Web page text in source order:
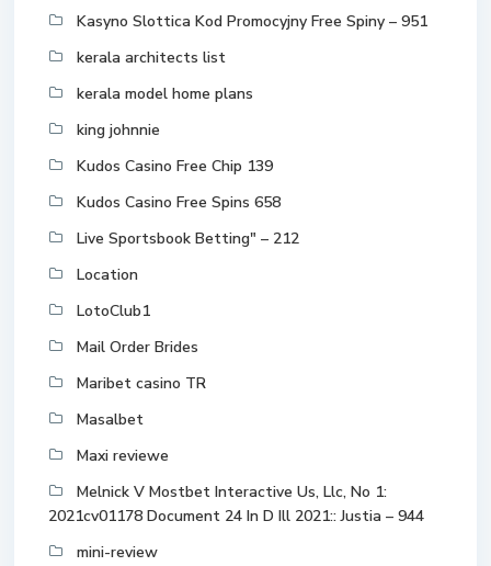
Kasyno Slottica Kod Promocyjny Free Spiny – 951
kerala architects list
kerala model home plans
king johnnie
Kudos Casino Free Chip 139
Kudos Casino Free Spins 658
Live Sportsbook Betting" – 212
Location
LotoClub1
Mail Order Brides
Maribet casino TR
Masalbet
Maxi reviewe
Melnick V Mostbet Interactive Us, Llc, No 1:
2021cv01178 Document 24 In D Ill 2021:: Justia – 944
mini-review